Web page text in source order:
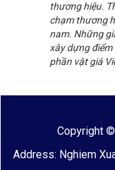
thương hiệu.
chạm thương
nam. Những
xây dựng
phần vật giá
Copyright
Address: Nghiem